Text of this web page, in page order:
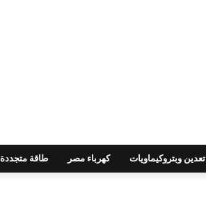
تعدين وبتروكيماويات كهرباء مصر طاقة متجددة